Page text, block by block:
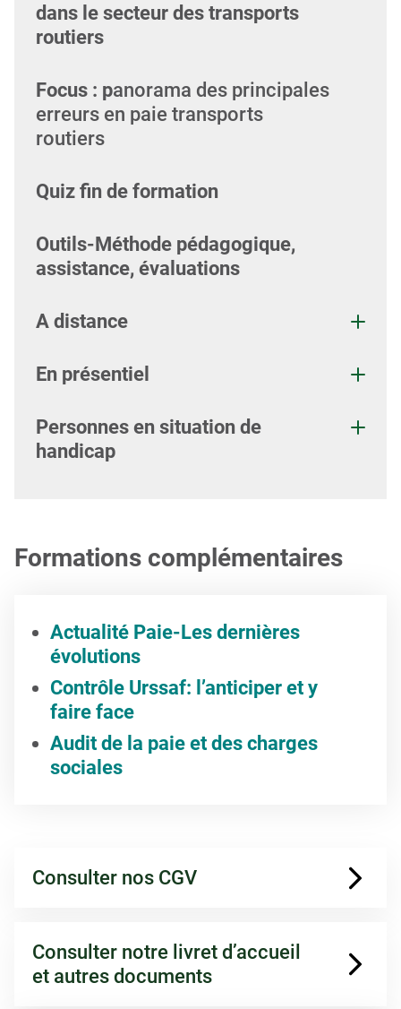
dans le secteur des transports
routiers
Focus : panorama des principales
erreurs en paie transports
routiers
Quiz fin de formation
Outils-Méthode pédagogique,
assistance, évaluations
A distance
En présentiel
Personnes en situation de
handicap
Formations complémentaires
Actualité Paie-Les dernières
évolutions
Contrôle Urssaf: l’anticiper et y
faire face
Audit de la paie et des charges
sociales
Consulter nos CGV
Consulter notre livret d’accueil
et autres documents